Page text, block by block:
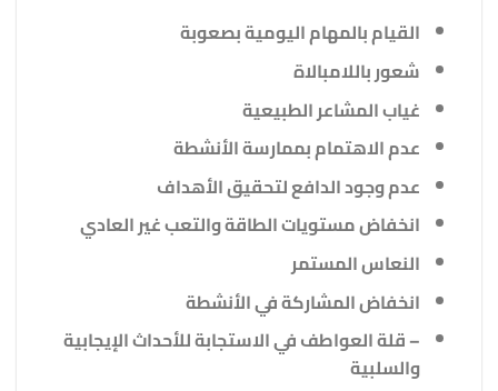
القيام بالمهام اليومية بصعوبة
شعور باللامبالاة
غياب المشاعر الطبيعية
عدم الاهتمام بممارسة الأنشطة
عدم وجود الدافع لتحقيق الأهداف
انخفاض مستويات الطاقة والتعب غير العادي
النعاس المستمر
انخفاض المشاركة في الأنشطة
– قلة العواطف في الاستجابة للأحداث الإيجابية
والسلبية